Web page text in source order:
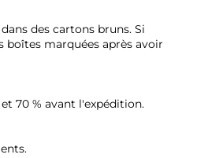
des cartons bruns. Si
boîtes marquées après avoir
70 % avant l'expédition.